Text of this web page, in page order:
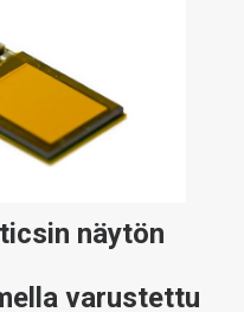
näytön
varustettu